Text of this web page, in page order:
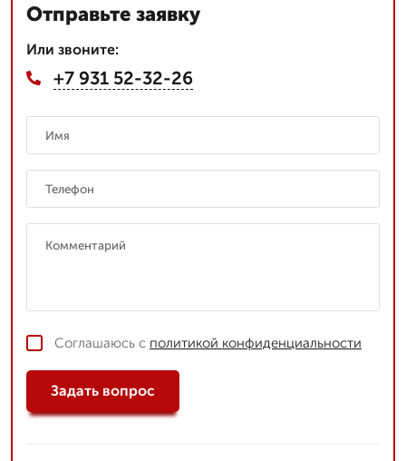
Отправьте заявку
Или звоните:
+7 931 52-32-26
Соглашаюсь с политикой конфиденциальности
Задать вопрос